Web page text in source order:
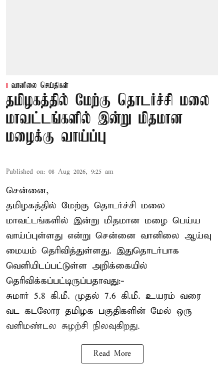
வானிலை செய்திகள்
தமிழகத்தில் மேற்கு தொடர்ச்சி மலை
மாவட்டங்களில் இன்று மிதமான
மழைக்கு வாய்ப்பு
Published on: 08 Aug 2026, 9:25 am
சென்னை,
தமிழகத்தில் மேற்கு தொடர்ச்சி மலை
மாவட்டங்களில் இன்று மிதமான மழை பெய்ய
வாய்ப்புள்ளது என்று சென்னை வானிலை ஆய்வு
மையம் தெரிவித்துள்ளது. இதுதொடர்பாக
வெளியிடப்பட்டுள்ள அறிக்கையில்
தெரிவிக்கப்பட்டிருப்பதாவது:-
சுமார் 5.8 கி.மீ. முதல் 7.6 கி.மீ. உயரம் வரை
வட கடலோர தமிழக பகுதிகளின் மேல் ஒரு
வளிமண்டல சுழற்சி நிலவுகிறது.
Read More